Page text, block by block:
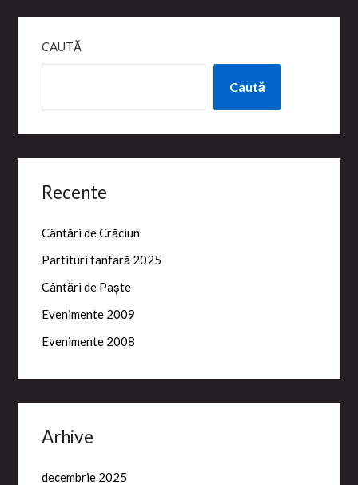
CAUTĂ
Caută
Recente
Cântări de Crăciun
Partituri fanfară 2025
Cântări de Paște
Evenimente 2009
Evenimente 2008
Arhive
decembrie 2025